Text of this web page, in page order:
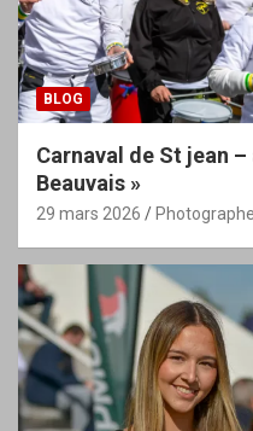
BLOG
Carnaval de St jean
Beauvais »
29 mars 2026